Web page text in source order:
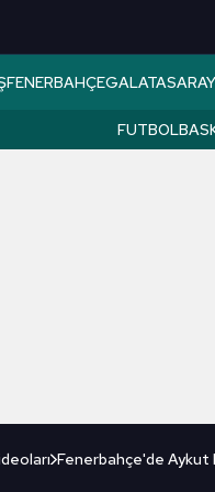
FENERBAHÇEGALATASARAY
FUTBOL
Fenerbahçe'de Aykut